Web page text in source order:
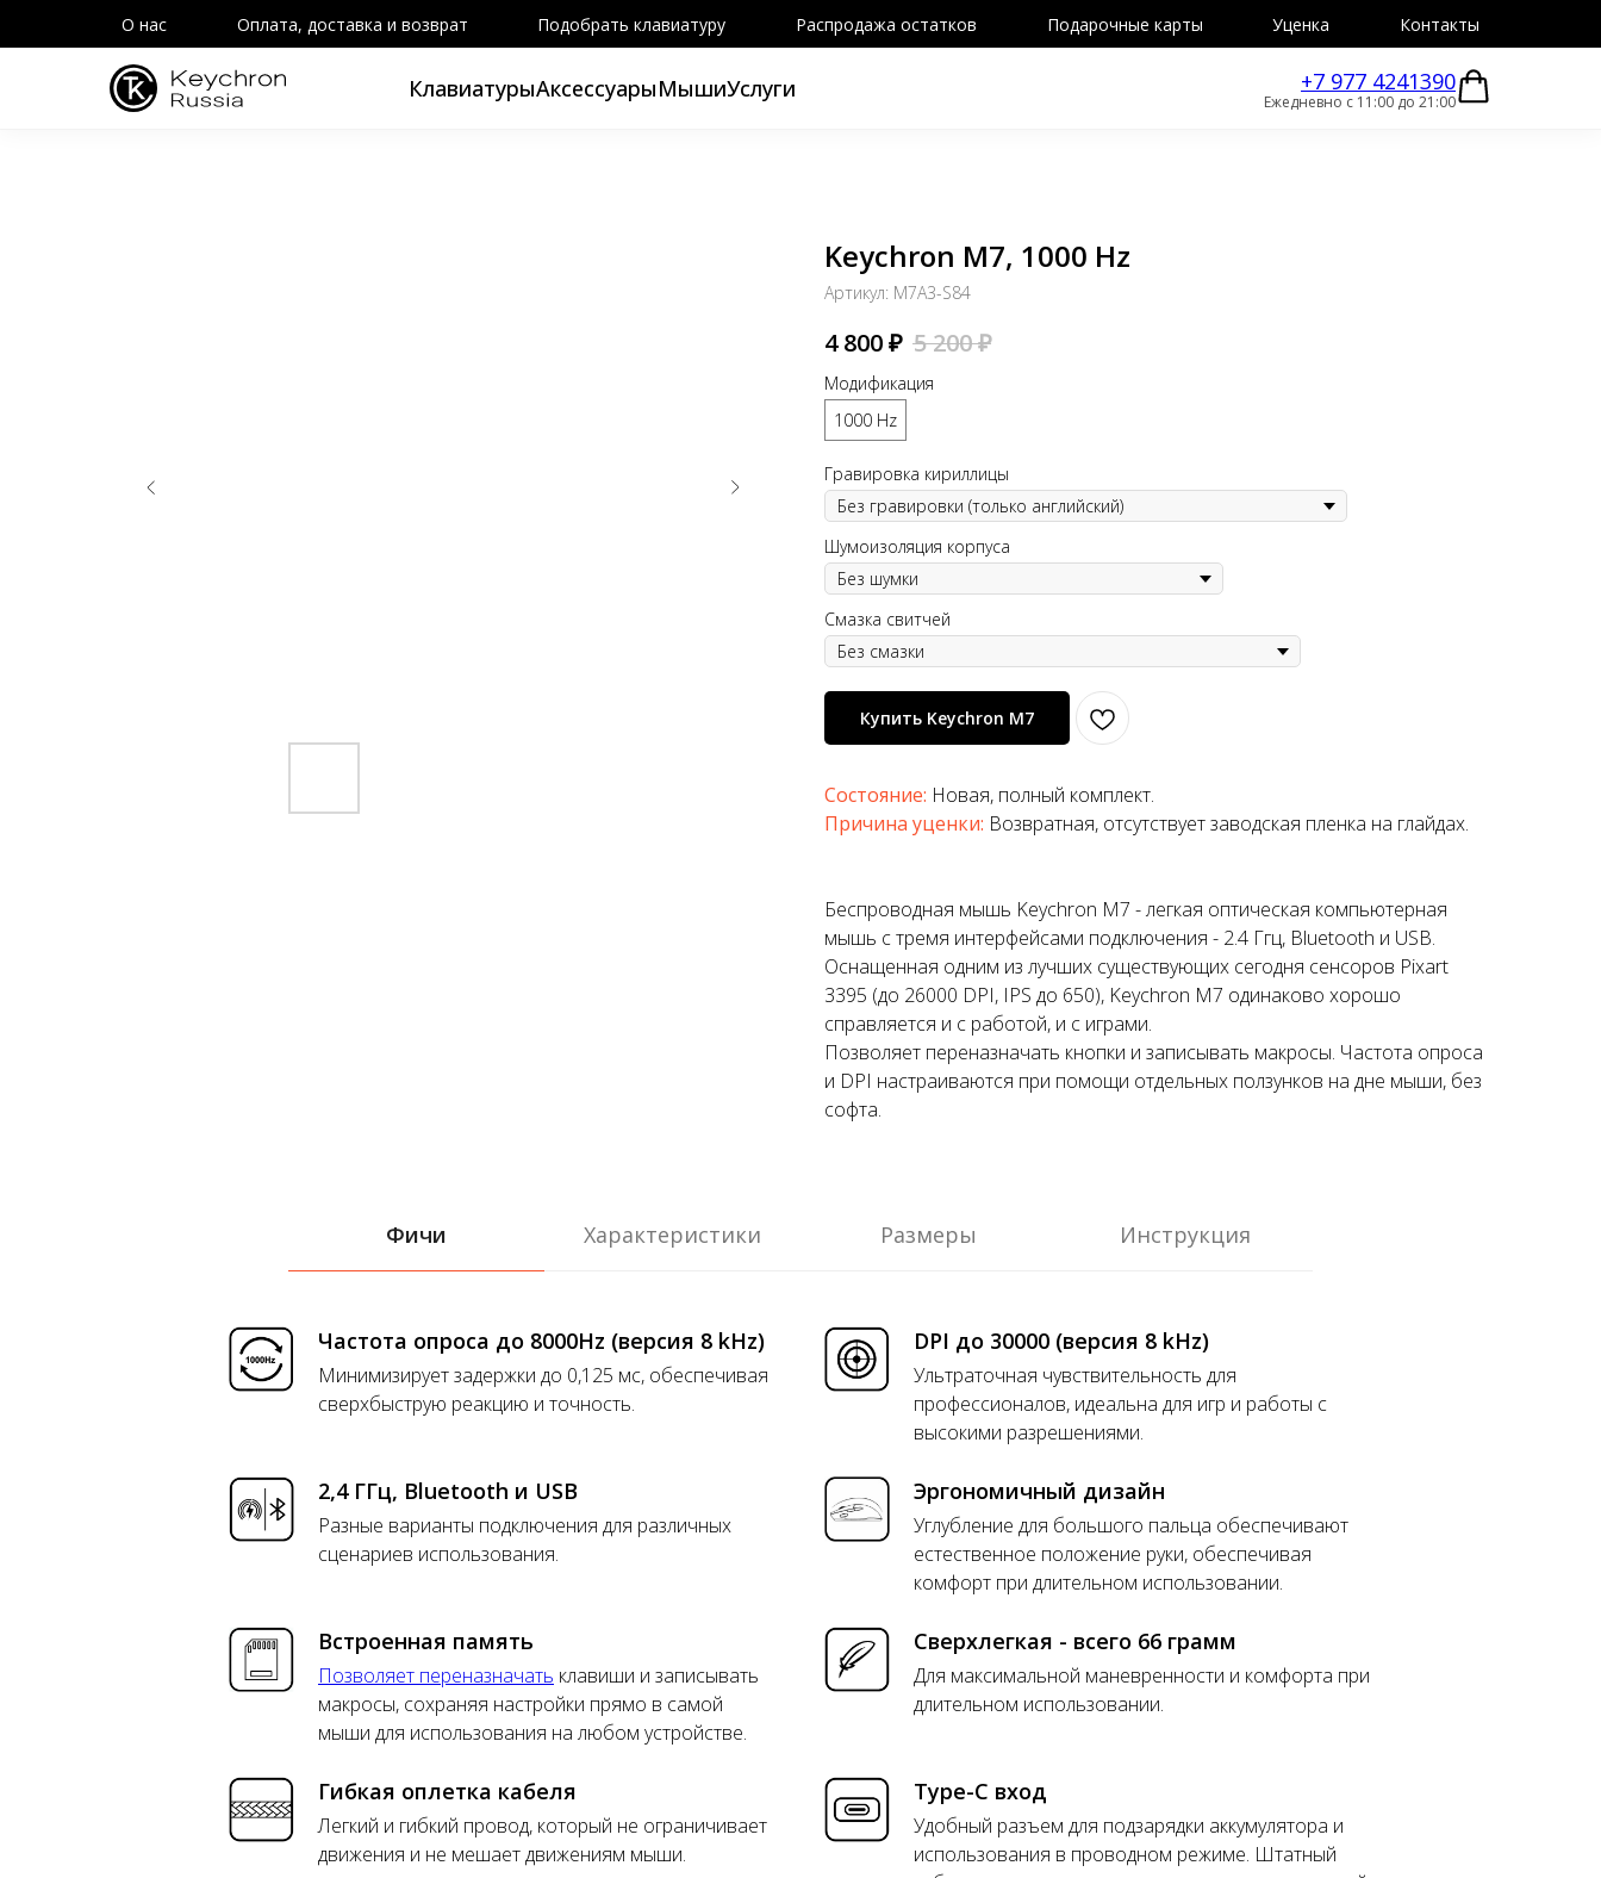
О нас Оплата, доставка и возврат Подобрать клавиатуру Распродажа остатков Подарочные карты Уценка Контакты
КлавиатурыАксессуарыМышиУслуги +7 977 4241390
Ежедневно с 11:00 до 21:00
Keychron M7, 1000 Hz
Артикул: M7A3-S84
4 800₽ 5 200₽
Модификация
1000 Hz
Гравировка кириллицы
Шумоизоляция корпуса
Смазка свитчей
Купить Keychron M7
Состояние: Новая, полный комплект.
Причина уценки: Возвратная, отсутствует заводская пленка на глайдах.
Беспроводная мышь Keychron M7 - легкая оптическая компьютерная
мышь c тремя интерфейсами подключения - 2.4 Ггц, Bluetooth и USB.
Оснащенная одним из лучших существующих сегодня сенсоров Pixart
3395 (до 26000 DPI, IPS до 650), Keychron M7 одинаково хорошо
справляется и с работой, и с играми.
Позволяет переназначать кнопки и записывать макросы. Частота опроса
и DPI настраиваются при помощи отдельных ползунков на дне мыши, без
софта.
Фичи Характеристики Размеры Инструкция
Частота опроса до 8000Hz (версия 8 kHz)
Минимизирует задержки до 0,125 мс, обеспечивая
сверхбыструю реакцию и точность.
DPI до 30000 (версия 8 kHz)
Ультраточная чувствительность для
профессионалов, идеальна для игр и работы с
высокими разрешениями.
2,4 ГГц, Bluetooth и USB
Разные варианты подключения для различных
сценариев использования.
Эргономичный дизайн
Углубление для большого пальца обеспечивают
естественное положение руки, обеспечивая
комфорт при длительном использовании.
Встроенная память
Позволяет переназначать клавиши и записывать
макросы, сохраняя настройки прямо в самой
мыши для использования на любом устройстве.
Сверхлегкая - всего 66 грамм
Для максимальной маневренности и комфорта при
длительном использовании.
Гибкая оплетка кабеля
Легкий и гибкий провод, который не ограничивает
движения и не мешает движениям мыши.
Type-C вход
Удобный разъем для подзарядки аккумулятора и
использования в проводном режиме. Штатный